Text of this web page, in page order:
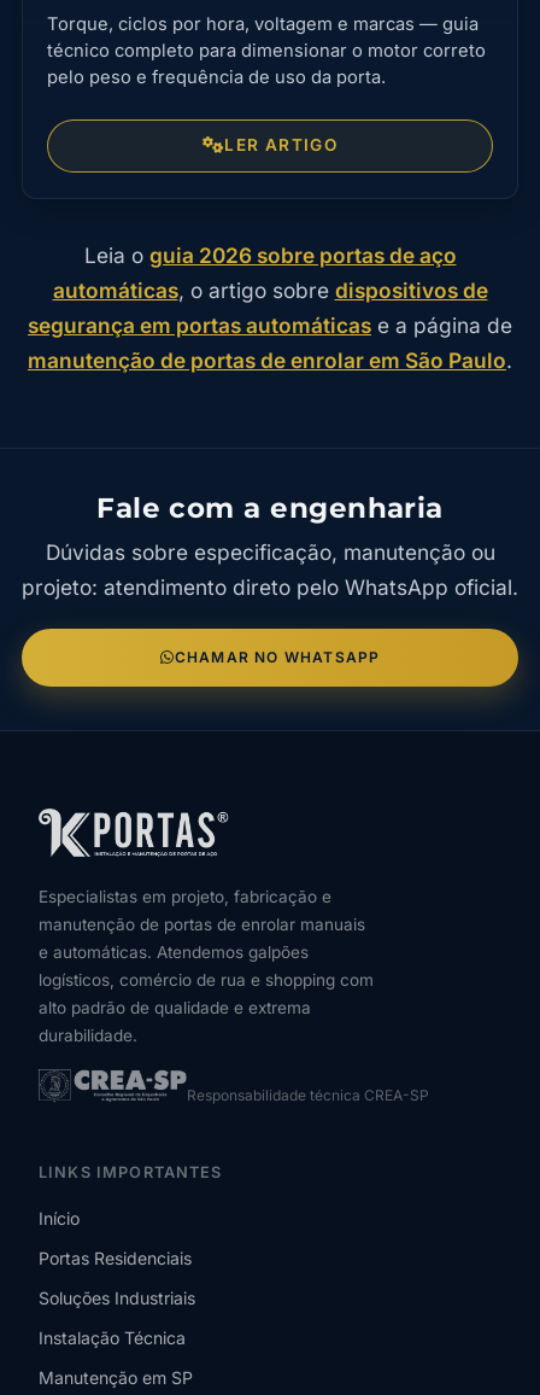
Torque, ciclos por hora, voltagem e marcas — guia
técnico completo para dimensionar o motor correto
pelo peso e frequência de uso da porta.
LER ARTIGO
Leia o guia 2026 sobre portas de aço
automáticas, o artigo sobre dispositivos de
segurança em portas automáticas e a página de
manutenção de portas de enrolar em São Paulo.
Fale com a engenharia
Dúvidas sobre especificação, manutenção ou
projeto: atendimento direto pelo WhatsApp oficial.
CHAMAR NO WHATSAPP
Especialistas em projeto, fabricação e
manutenção de portas de enrolar manuais
e automáticas. Atendemos galpões
logísticos, comércio de rua e shopping com
alto padrão de qualidade e extrema
durabilidade.
Responsabilidade técnica CREA-SP
LINKS IMPORTANTES
Início
Portas Residenciais
Soluções Industriais
Instalação Técnica
Manutenção em SP